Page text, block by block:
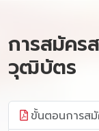
การสมัคร
วุฒิบัตร
ขั้นตอนการส